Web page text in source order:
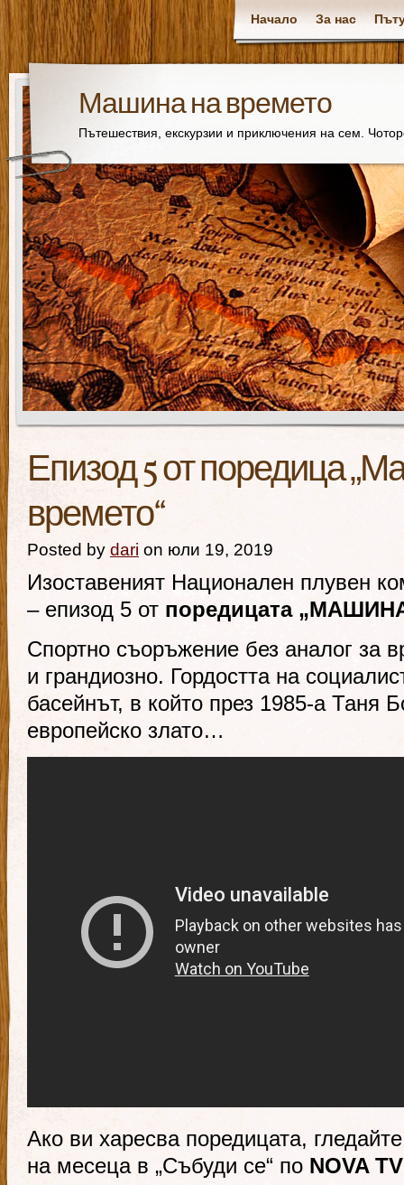
Начало За нас
Машина на времето
Пътешествия, екскурзии и приключения на сем.
Епизод 5 от поредица
времето“
Posted by dari on юли 19, 2019
Изоставеният Национален плувен
– епизод 5 от поредицата
Спортно съоръжение без аналог за
и грандиозно. Гордостта на
басейнът, в който през 1985-а Таня
европейско злато…
Ако ви харесва поредицата,
на месеца в „Събуди се“ по NOVA